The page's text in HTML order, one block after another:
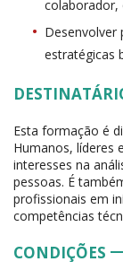
colaborador,
Desenvolver
estratégicas
Esta formação é
Humanos, líderes
interesses na
pessoas. É
profissionais em
competências
CONDIÇÕES